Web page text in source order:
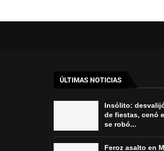
ÚLTIMAS NOTICIAS
Insólito:
de fiestas, cenó
se robó...
Feroz asalto en